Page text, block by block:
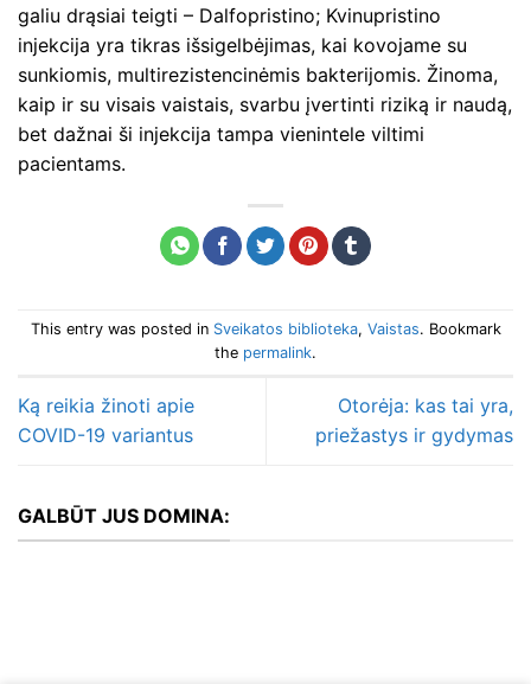
galiu drąsiai teigti – Dalfopristino; Kvinupristino
injekcija yra tikras išsigelbėjimas, kai kovojame su
sunkiomis, multirezistencinėmis bakterijomis. Žinoma,
kaip ir su visais vaistais, svarbu įvertinti riziką ir naudą,
bet dažnai ši injekcija tampa vienintele viltimi
pacientams.
This entry was posted in Sveikatos biblioteka, Vaistas. Bookmark
the permalink.
Ką reikia žinoti apie
COVID-19 variantus
Otorėja: kas tai yra,
priežastys ir gydymas
GALBŪT JUS DOMINA: